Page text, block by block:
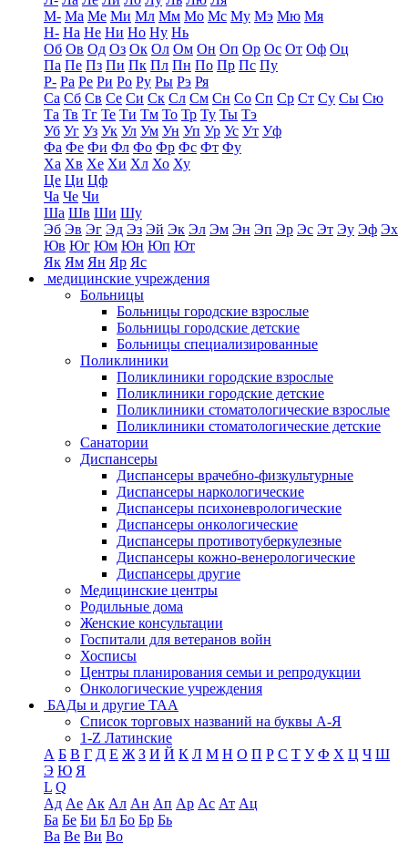
М- Ма Ме Ми Мл Мм Мо Мс Му Мэ Мю Мя
Н- На Не Ни Но Ну Нь
Об Ов Од Оз Ок Ол Ом Он Оп Ор Ос От Оф Оц
Па Пе Пз Пи Пк Пл Пн По Пр Пс Пу
Р- Ра Ре Ри Ро Ру Ры Рэ Ря
Са Сб Св Се Си Ск Сл См Сн Со Сп Ср Ст Су Сы Сю
Та Тв Тг Те Ти Тм То Тр Ту Ты Тэ
Уб Уг Уз Ук Ул Ум Ун Уп Ур Ус Ут Уф
Фа Фе Фи Фл Фо Фр Фс Фт Фу
Ха Хв Хе Хи Хл Хо Ху
Це Ци Цф
Ча Че Чи
Ша Шв Ши Шу
Эб Эв Эг Эд Эз Эй Эк Эл Эм Эн Эп Эр Эс Эт Эу Эф Эх
Юв Юг Юм Юн Юп Ют
Як Ям Ян Яр Яс
медицинские учреждения
Больницы
Больницы городские взрослые
Больницы городские детские
Больницы специализированные
Поликлиники
Поликлиники городские взрослые
Поликлиники городские детские
Поликлиники стоматологические взрослые
Поликлиники стоматологические детские
Санатории
Диспансеры
Диспансеры врачебно-физкультурные
Диспансеры наркологические
Диспансеры психоневрологические
Диспансеры онкологические
Диспансеры противотуберкулезные
Диспансеры кожно-венерологические
Диспансеры другие
Медицинские центры
Родильные дома
Женские консультации
Госпитали для ветеранов войн
Хосписы
Центры планирования семьи и репродукции
Онкологические учреждения
БАДы и другие ТАА
Список торговых названий на буквы А-Я
1-Z Латинские
А Б В Г Д Е Ж З И Й К Л М Н О П Р С Т У Ф Х Ц Ч Ш
Э Ю Я
L Q
Ад Ае Ак Ал Ан Ап Ар Ас Ат Ац
Ба Бе Би Бл Бо Бр Бь
Ва Ве Ви Во